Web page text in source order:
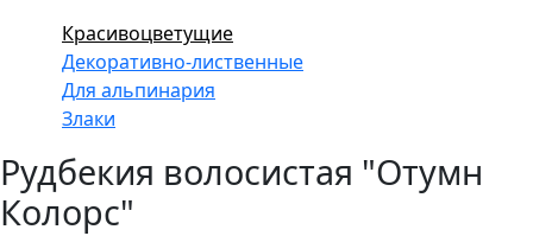
Красивоцветущие
Декоративно-лиственные
Для альпинария
Злаки
Рудбекия волосистая "Отумн
Колорс"